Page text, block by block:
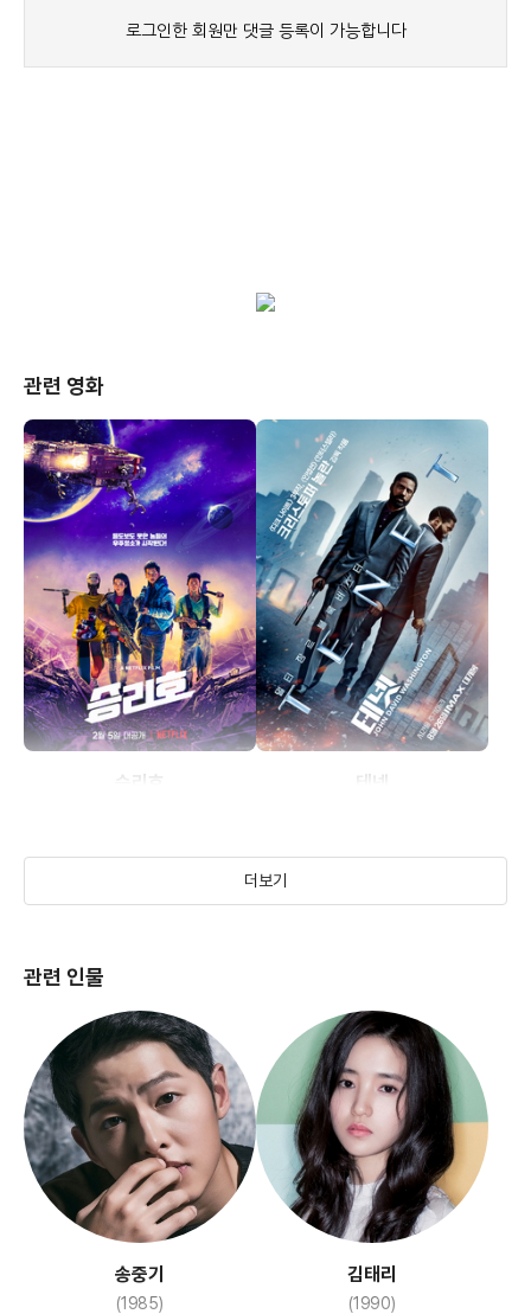
관련 영화
승리호 테넷
건축학개론
(2012)
서복
(2020)
더보기
관련 인물
송중기
(1985)
김태리
(1990)